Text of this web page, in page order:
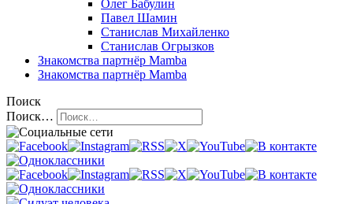
Олег Бабулин
Павел Шамин
Станислав Михайленко
Станислав Огрызков
Знакомства партнёр Mamba
Знакомства партнёр Mamba
Поиск
Поиск…